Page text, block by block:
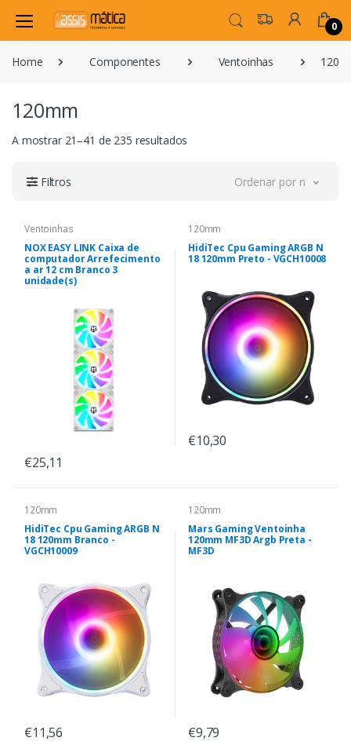
0
Home Componentes Ventoinhas
120mm
A mostrar 21–41 de 235 resultados
Filtros Ordenar por novidade
Ventoinhas
NOX EASY LINK Caixa de
computador Arrefecimento
a ar 12 cm Branco 3
unidade(s)
€25,11
120mm
HidiTec Cpu Gaming ARGB N
18 120mm Preto - VGCH10008
€10,30
120mm
HidiTec Cpu Gaming ARGB N
18 120mm Branco -
VGCH10009
€11,56
120mm
Mars Gaming Ventoinha
120mm MF3D Argb Preta -
MF3D
€9,79